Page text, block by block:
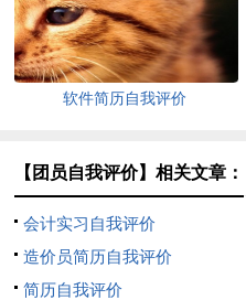
软件简历自我评价
【团员自我评价】相关文章：
会计实习自我评价
造价员简历自我评价
简历自我评价